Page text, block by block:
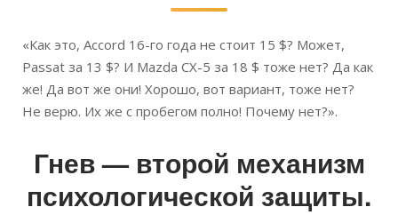
«Как это, Accord 16-го года не стоит 15 $? Может,
Passat за 13 $? И Mazda CX-5 за 18 $ тоже нет? Да как
же! Да вот же они! Хорошо, вот вариант, тоже нет?
Не верю. Их же с пробегом полно! Почему нет?».
Гнев — второй механизм
психологической защиты.